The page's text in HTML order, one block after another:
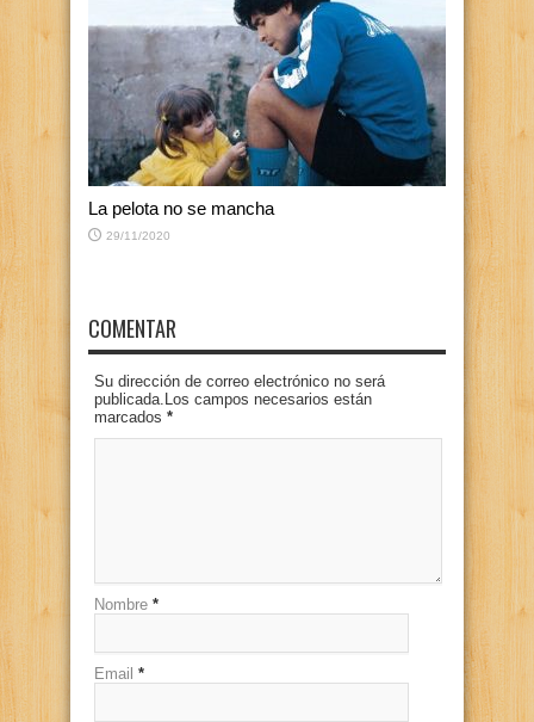
La pelota no se mancha
29/11/2020
COMENTAR
Su dirección de correo electrónico no será
publicada.Los campos necesarios están
marcados *
Nombre *
Email *